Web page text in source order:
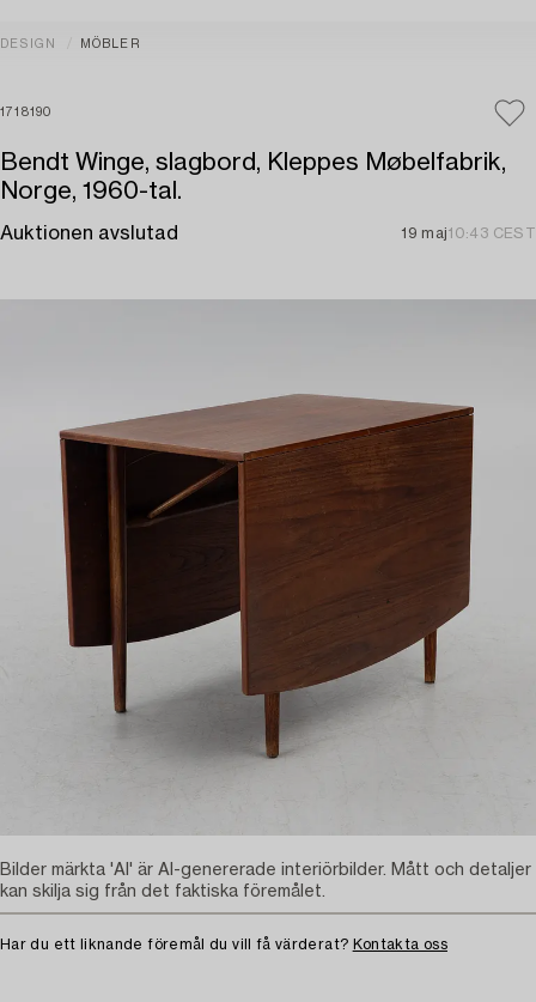
DESIGN MÖBLER
1718190
Bendt Winge, slagbord, Kleppes Møbelfabrik,
Norge, 1960-tal.
Auktionen avslutad 19 maj10:43 CEST
Har du ett liknande föremål du vill få värderat? Kontakta oss
Bilder märkta 'AI' är AI-genererade interiörbilder. Mått och detaljer
kan skilja sig från det faktiska föremålet.